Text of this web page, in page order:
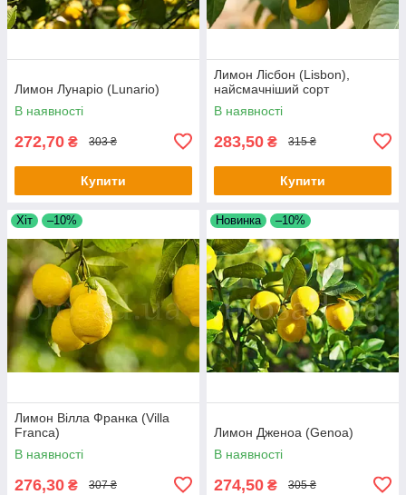
Лимон Лунаріо (Lunario)
В наявності
272,70 ₴ 303 ₴
Купити
Лимон Лісбон (Lisbon),
найсмачніший сорт
В наявності
283,50 ₴ 315 ₴
Купити
Хіт –10%
Лимон Вілла Франка (Villa
Franca)
В наявності
276,30 ₴ 307 ₴
Новинка –10%
Лимон Дженоа (Genoa)
В наявності
274,50 ₴ 305 ₴